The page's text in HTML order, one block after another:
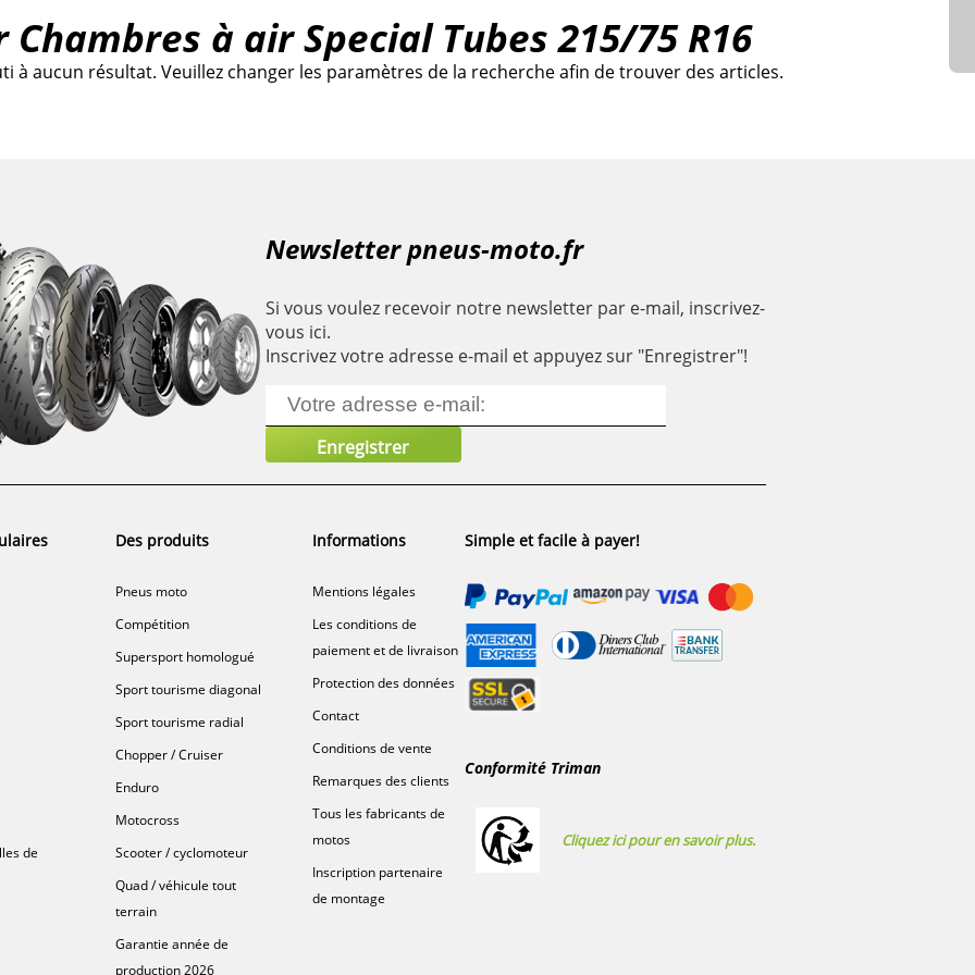
à air Special Tubes 215/75 R16
à aucun résultat. Veuillez changer les paramètres de la recherche afin de trouver des articles.
Newsletter pneus-moto.fr
Si vous voulez recevoir notre newsletter par e-mail, inscrivez-
vous ici.
Inscrivez votre adresse e-mail et appuyez sur "Enregistrer"!
de
Des produits
Pneus moto
Compétition
Supersport homologué
Sport tourisme diagonal
Sport tourisme radial
Chopper / Cruiser
Enduro
Motocross
Scooter / cyclomoteur
Quad / véhicule tout
terrain
Garantie année de
production 2026
Informations
Mentions légales
Les conditions de
paiement et de livraison
Protection des données
Contact
Conditions de vente
Remarques des clients
Tous les fabricants de
motos
Inscription partenaire
de montage
Simple et facile à payer!
Conformité Triman
Cliquez ici pour en savoir plus.